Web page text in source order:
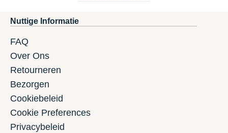
Nuttige Informatie
FAQ
Over Ons
Retourneren
Bezorgen
Cookiebeleid
Cookie Preferences
Privacybeleid